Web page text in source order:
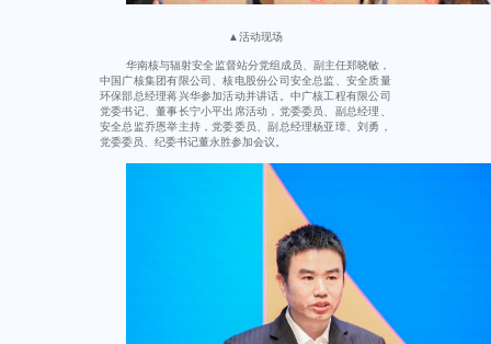
▲活动现场
华南核与辐射安全监督站分党组成员、副主任郑晓敏，
中国广核集团有限公司、核电股份公司安全总监、安全质量
环保部总经理蒋兴华参加活动并讲话。中广核工程有限公司
党委书记、董事长宁小平出席活动，党委委员、副总经理、
安全总监乔恩举主持，党委委员、副总经理杨亚璋、刘勇，
党委委员、纪委书记董永胜参加会议。